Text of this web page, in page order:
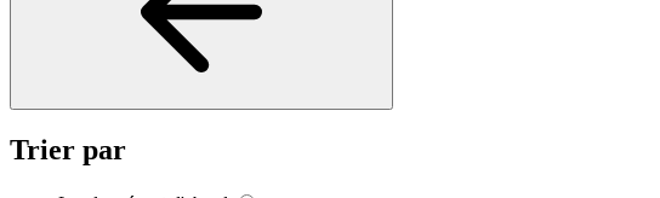
Trier par